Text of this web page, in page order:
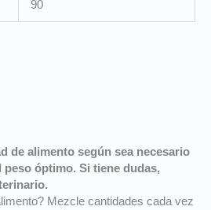
90
de alimento según sea necesario
peso óptimo. Si tiene dudas,
Mezcle cantidades cada vez